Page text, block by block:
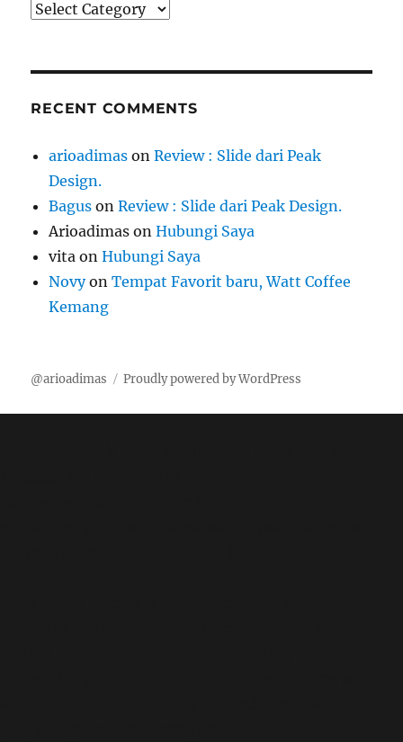
Category
RECENT COMMENTS
arioadimas onReview : Slide dari Peak
Design.
Bagus onReview : Slide dari Peak Design.
Arioadimas onHubungi Saya
vita onHubungi Saya
NovyonTempat Favorit baru, Watt Coffee
Kemang
@arioadimas Proudly powered by WordPress